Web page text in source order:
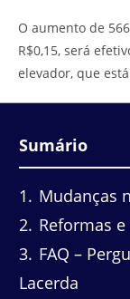
O aumento de
R$0,15, será
elevador, que
Sumário
1
Mudanças
2 Reformas
3 FAQ –
Lacerda